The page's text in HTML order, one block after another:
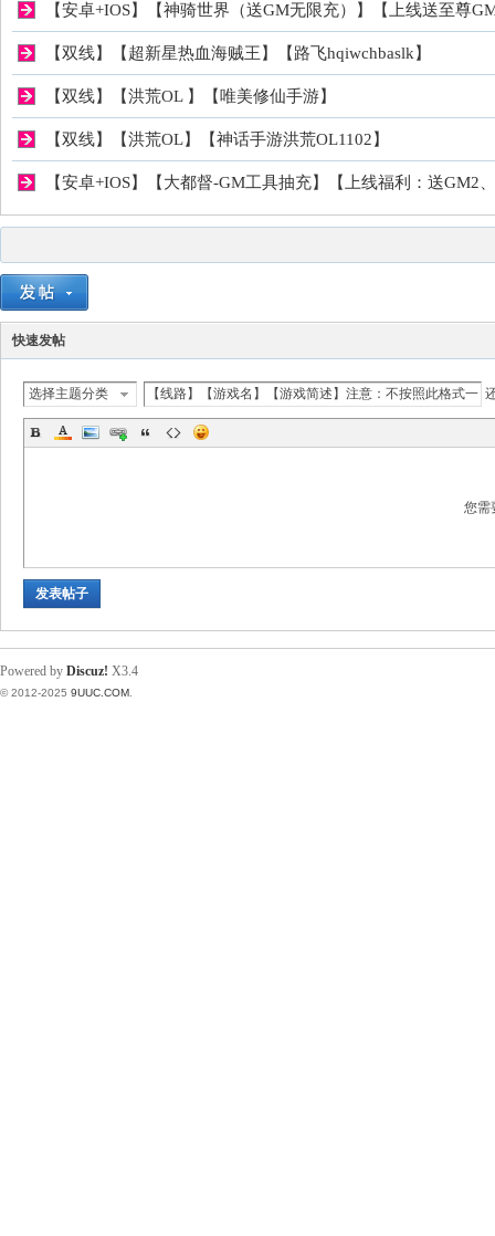
【安卓+IOS】【神骑世界（送GM无限充）】【上线送至尊
【双线】【超新星热血海贼王】【路飞hqiwchbaslk】
【双线】【洪荒OL 】【唯美修仙手游】
【双线】【洪荒OL】【神话手游洪荒OL1102】
【安卓+IOS】【大都督-GM工具抽充】【上线福利：送GM2
快速发帖
选择主题分类
您需
发表帖子
Powered by Discuz! X3.4
© 2012-2025 9UUC.COM